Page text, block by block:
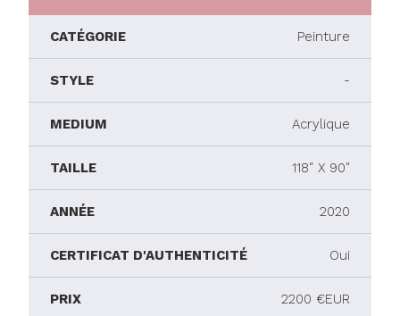
CATÉGORIE Peinture
STYLE -
MEDIUM Acrylique
TAILLE 118" X 90"
ANNÉE 2020
CERTIFICAT D'AUTHENTICITÉ Oui
PRIX 2200 €EUR